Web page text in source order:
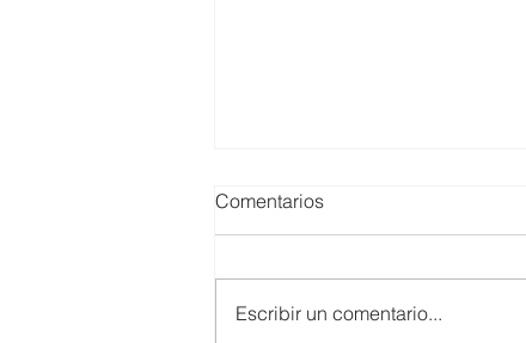
Comentarios
Escribir un comentario...